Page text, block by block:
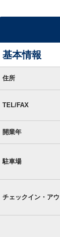
基本情報
本住所
TEL/FAX
開業年
駐車場
チェックイン・アウ